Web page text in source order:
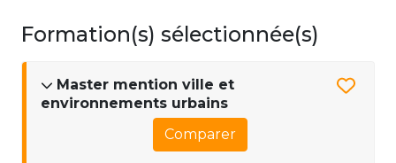
Formation(s) sélectionnée(s)
Master mention ville et
environnements urbains
Comparer